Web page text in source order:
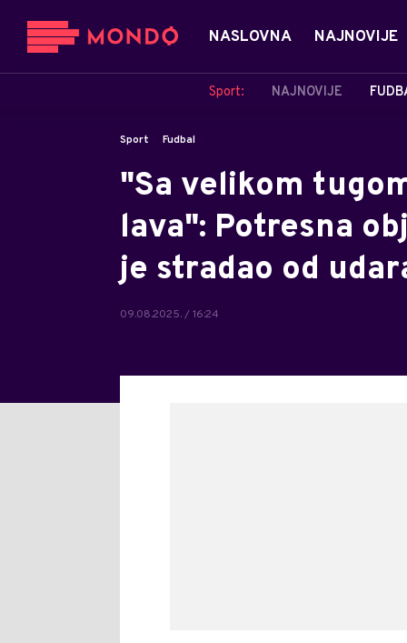
NASLOVNA NAJNOVIJE
Sport: NAJNOVIJE
Sport Fudbal
"Sa velikom
lava": Potresna
je stradao od
09.08.2025. / 16:24